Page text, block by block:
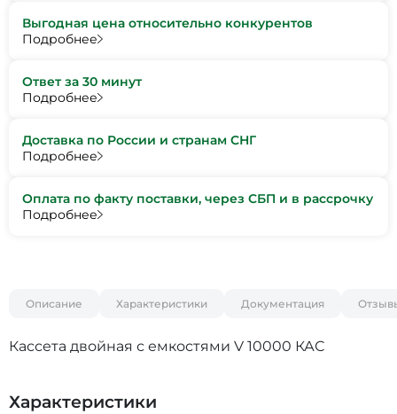
Выгодная цена относительно конкурентов
Подробнее
Ответ за 30 минут
Подробнее
Доставка по России и странам СНГ
Подробнее
Оплата по факту поставки, через СБП и в рассрочку
Подробнее
Описание Характеристики Документация
Кассета двойная с емкостями V 10000 КАС
Характеристики